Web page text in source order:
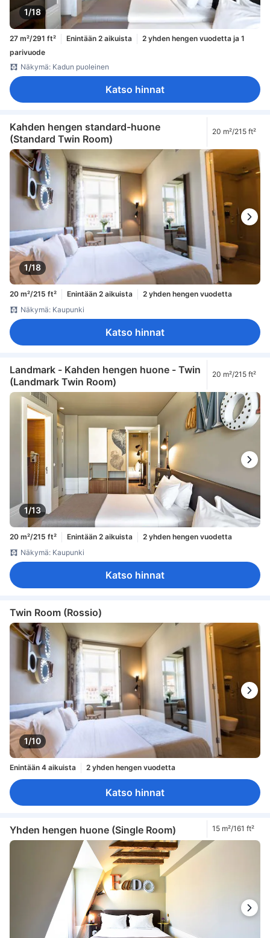
1/18
27 m²/291 ft² Enintään 2 aikuista
2 yhden hengen vuodetta ja 1
parivuode
Näkymä: Kadun puoleinen
Katso hinnat
Kahden hengen standard-huone
(Standard Twin Room)
20 m²/215 ft²
1/18
20 m²/215 ft² Enintään 2 aikuista
2 yhden hengen vuodetta
Näkymä: Kaupunki
Katso hinnat
Landmark - Kahden hengen huone - Twin
(Landmark Twin Room)
20 m²/215 ft²
1/13
20 m²/215 ft² Enintään 2 aikuista
2 yhden hengen vuodetta
Näkymä: Kaupunki
Katso hinnat
Twin Room (Rossio)
1/10
Enintään 4 aikuista 2 yhden hengen vuodetta
Katso hinnat
Yhden hengen huone (Single Room) 15 m²/161 ft²